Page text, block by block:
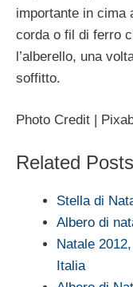
importante in cima
corda o fil di ferro
l’alberello, una
soffitto.
Photo Credit |
Related
Stella di
Albero di
Natale
Italia